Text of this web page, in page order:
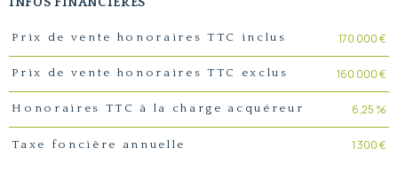
Caractéristiques Valeurs
Prix de vente honoraires TTC inclus 170 000 €
Prix de vente honoraires TTC exclus 160 000 €
Honoraires TTC à la charge acquéreur 6,25 %
Taxe foncière annuelle 1 300 €